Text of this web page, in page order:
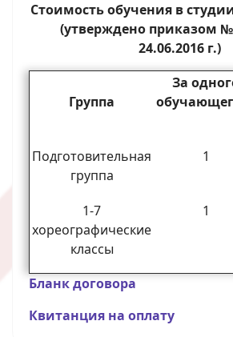
Стоимость обучения в
(утверждено приказом
24.06.2016 г.)
Группа
За
Подготовительная
группа
1
1-7
хореографические
классы
1
Бланк договора
Квитанция на оплату